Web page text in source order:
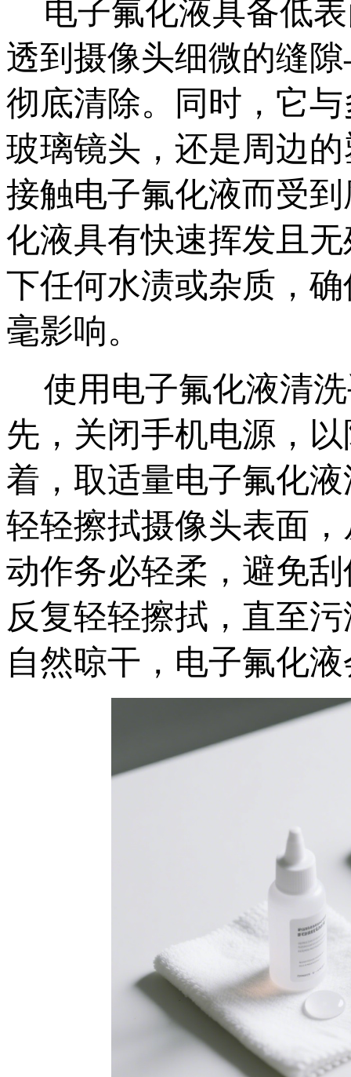
电子氟化液具备低
透到摄像头细微的缝
彻底清除。同时，它
玻璃镜头，还是周边
接触电子氟化液而受
化液具有快速挥发且
下任何水渍或杂质，
毫影响。
使用电子氟化液清
先，关闭手机电源，
着，取适量电子氟化
轻轻擦拭摄像头表面
动作务必轻柔，避免
反复轻轻擦拭，直至
自然晾干，电子氟化